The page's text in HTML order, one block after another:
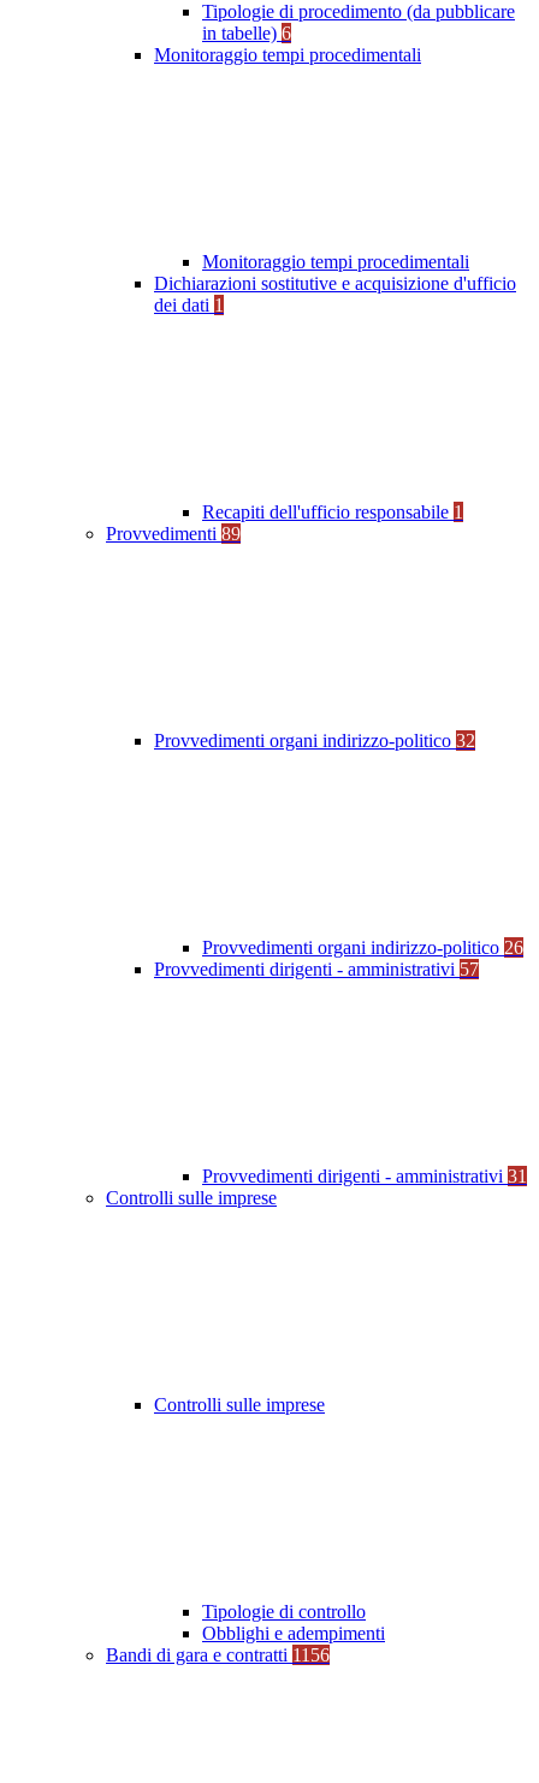
Tipologie di procedimento (da pubblicare
in tabelle) 6
Monitoraggio tempi procedimentali
Monitoraggio tempi procedimentali
Dichiarazioni sostitutive e acquisizione d'ufficio
dei dati 1
Recapiti dell'ufficio responsabile 1
Provvedimenti 89
Provvedimenti organi indirizzo-politico 32
Provvedimenti organi indirizzo-politico 26
Provvedimenti dirigenti - amministrativi 57
Provvedimenti dirigenti - amministrativi 31
Controlli sulle imprese
Controlli sulle imprese
Tipologie di controllo
Obblighi e adempimenti
Bandi di gara e contratti 1156